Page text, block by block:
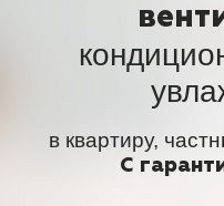
в квартиру,
С